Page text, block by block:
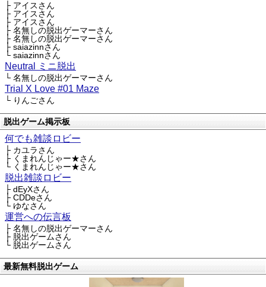
├ アイスさん
├ アイスさん
├ アイスさん
├ 名無しの脱出ゲーマーさん
├ 名無しの脱出ゲーマーさん
├ saiazinnさん
└ saiazinnさん
Neutral ミニ脱出
└ 名無しの脱出ゲーマーさん
Trial X Love #01 Maze
└ りんごさん
脱出ゲーム掲示板
何でも雑談ロビー
├ カユラさん
├ くまれんじゃー★さん
└ くまれんじゃー★さん
脱出雑談ロビー
├ dEyXさん
├ CDDeさん
└ ゆなさん
運営への伝言板
├ 名無しの脱出ゲーマーさん
├ 脱出ゲームさん
└ 脱出ゲームさん
最新無料脱出ゲーム